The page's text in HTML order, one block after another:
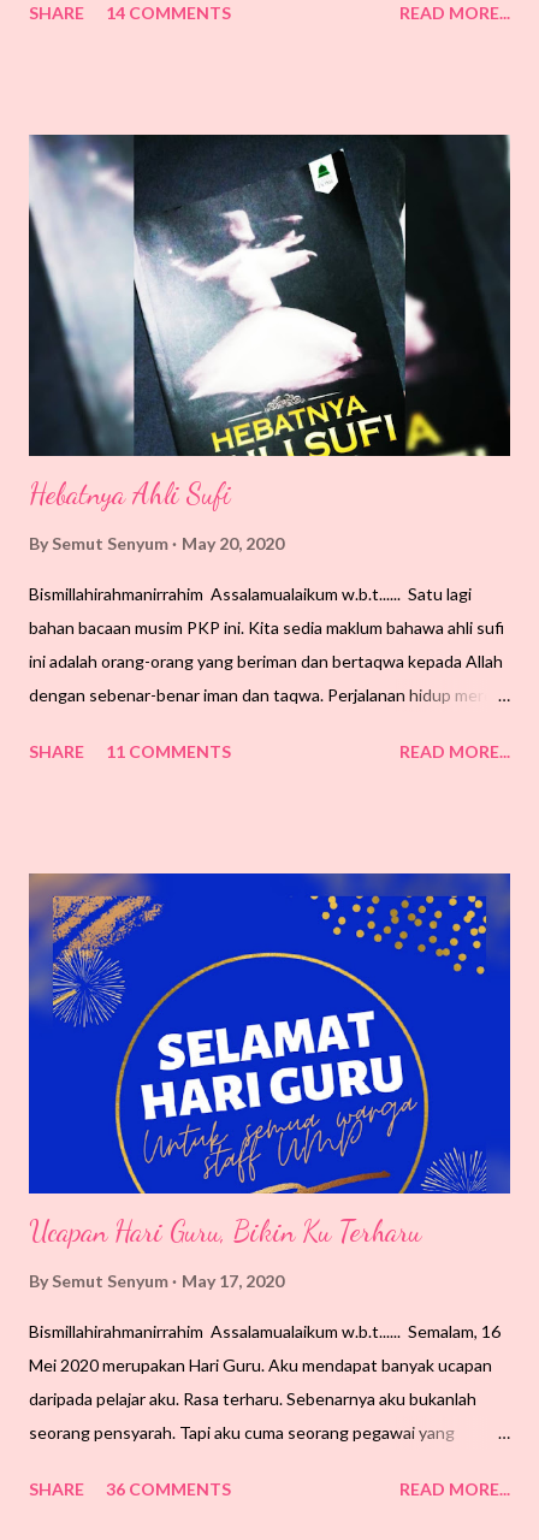
Giveaway, jadi, dikesempatan ini, teristimewa untuk Anisa Anuar
Bagi menyokong dan memeriahkan Giveaway ini, dengan
sukahatinya SS ingin tag 3 sahabat blogger SS iaitu : NA, Silah
Hassy, Sunah Sakura. Sebenarnya bila SS terjah blog Anisa
Anuar tu, teruja juga pasal produk NIQA tu. Macam dalam
gambar di atas tu. Instant Stain Remover For Fabric. Sejujurnya
SS tak pernah dengar pasal produk ni. Tapi tengok pada rupa
bentuk yang s...
SHARE 14 COMMENTS READ MORE...
Hebatnya Ahli Sufi
By Semut Senyum May 20, 2020
Bismillahirahmanirrahim Assalamualaikum w.b.t...... Satu lagi
bahan bacaan musim PKP ini. Kita sedia maklum bahawa ahli sufi
ini adalah orang-orang yang beriman dan bertaqwa kepada Allah
dengan sebenar-benar iman dan taqwa. Perjalanan hidup mereka
yang sederhana dan tidak terpengaruh dengan kemewahan dan
Diberikan kelebihan-kelebihan mereka, sesuai dengan amalan
para sufi ini. Mereka adalah golongan yang berani kerana tidak
takut mati. Mereka adalah golongan yang pemurah kerana tiada
langsung sifat kedekut. Mereka adalah golongan yang pemaaf
kerana tidak pernah rasa terluka oleh kesalahan insan. Mereka
adalah golongan yang tiada hasad kerana akal dan hati hanya
kepada Yang Maha Haq. Bibir mereka sentiasa dibasahi
SHARE 11 COMMENTS READ MORE...
Ucapan Hari Guru, Bikin Ku Terharu
By Semut Senyum May 17, 2020
Bismillahirahmanirrahim Assalamualaikum w.b.t...... Semalam, 16
Mei 2020 merupakan Hari Guru. Aku mendapat banyak ucapan
daripada pelajar aku. Rasa terharu. Sebenarnya aku bukanlah
seorang pensyarah. Tapi aku cuma seorang pegawai yang
melalui kebudayaan & kesenian. Tugasan ini memang mencabar.
SHARE 36 COMMENTS READ MORE...